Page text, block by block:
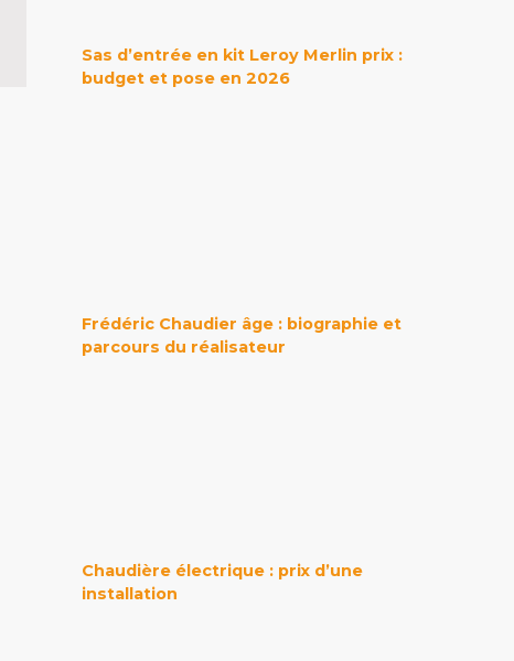
Sas d’entrée en kit Leroy Merlin prix :
budget et pose en 2026
Frédéric Chaudier âge : biographie et
parcours du réalisateur
Chaudière électrique : prix d’une
installation